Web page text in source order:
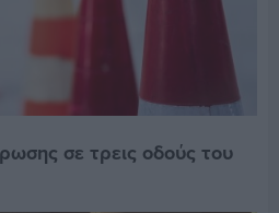
σε τρεις οδούς του